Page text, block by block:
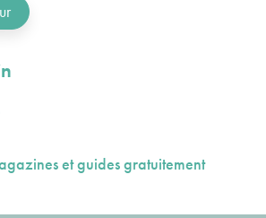
et guides gratuitement